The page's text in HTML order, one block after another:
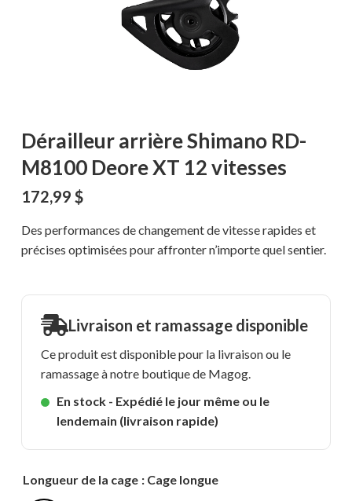
Dérailleur arrière Shimano RD-
M8100 Deore XT 12 vitesses
172,99 $
Des performances de changement de vitesse rapides et
précises optimisées pour affronter n’importe quel sentier.
Livraison et ramassage disponible
Ce produit est disponible pour la livraison ou le
ramassage à notre boutique de Magog.
En stock - Expédié le jour même ou le
lendemain (livraison rapide)
Longueur de la cage : Cage longue